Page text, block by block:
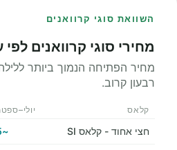
השוואת סוגי קרוואנים
מחירי סוגי קרוואנים
מחיר הפתיחה הנמוך ביותר ללילה
רבעון קרוב.
קלאס
חצי אחוד - קלאס SI ~325 $ US